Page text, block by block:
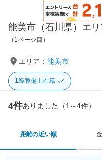
能美市（石川県）エ
（1ページ目）
エリア： 能美市
1級整備士在籍
4件ありました（1～4件）
距離の近い順